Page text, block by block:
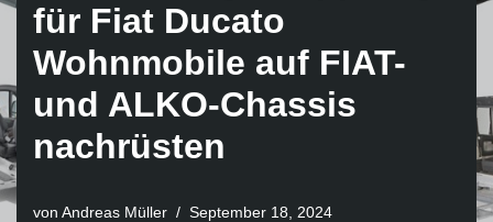
für Fiat Ducato
Wohnmobile auf FIAT-
und ALKO-Chassis
nachrüsten
von Andreas Müller September 18, 2024